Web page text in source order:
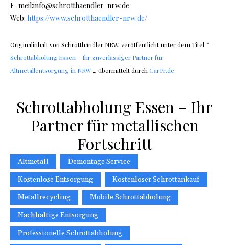
E-meil:info@schrotthaendler-nrw.de
Web: https://www.schrotthaendler-nrw.de/
Originalinhalt von Schrotthändler NRW, veröffentlicht unter dem Titel “
Schrottabholung Essen – Ihr zuverlässiger Partner für
Altmetallentsorgung in NRW„, übermittelt durch CarPr.de
Schrottabholung Essen – Ihr
Partner für metallischen
Fortschritt
Altmetall
Demontage Service
Kostenlose Entsorgung
Kostenloser Schrottankauf
Metallrecycling
Mobile Schrottabholung
Nachhaltige Entsorgung
Professionelle Schrottabholung